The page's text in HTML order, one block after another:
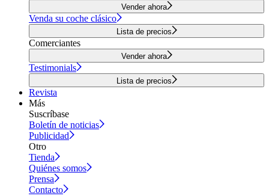
Vender ahora
Venda su coche clásico
Lista de precios
Comerciantes
Vender ahora
Testimonials
Lista de precios
Revista
Más
Suscríbase
Boletín de noticias
Publicidad
Otro
Tienda
Quiénes somos
Prensa
Contacto